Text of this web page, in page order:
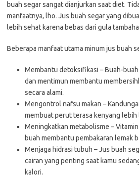
buah segar sangat dianjurkan saat diet.
manfaatnya, lho. Jus buah segar yang
lebih sehat karena bebas dari gula
Beberapa manfaat utama minum jus buah
Membantu detoksifikasi – Buah-
dan mentimun membantu
secara alami.
Mengontrol nafsu makan –
membuat perut terasa kenyang lebih
Meningkatkan metabolisme –
buah membantu pembakaran lemak
Menjaga hidrasi tubuh – Jus buah
cairan yang penting saat kamu
kalori.